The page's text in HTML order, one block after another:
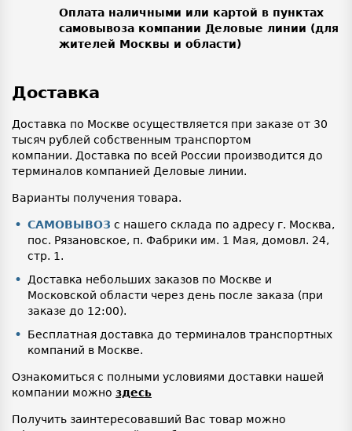
Оплата наличными или картой в пунктах
самовывоза компании Деловые линии (для
жителей Москвы и области)
Доставка
Доставка по Москве осуществляется при заказе от 30
тысяч рублей собственным транспортом
компании. Доставка по всей России производится до
терминалов компанией Деловые линии.
Варианты получения товара.
САМОВЫВОЗ с нашего склада по адресу г. Москва,
пос. Рязановское, п. Фабрики им. 1 Мая, домовл. 24,
стр. 1.
Доставка небольших заказов по Москве и
Московской области через день после заказа (при
заказе до 12:00).
Бесплатная доставка до терминалов транспортных
компаний в Москве.
Ознакомиться с полными условиями доставки нашей
компании можно здесь
Получить заинтересовавший Вас товар можно